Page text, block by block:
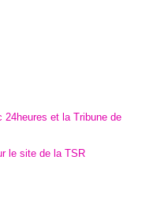
24heures et la Tribune de
le site de la TSR